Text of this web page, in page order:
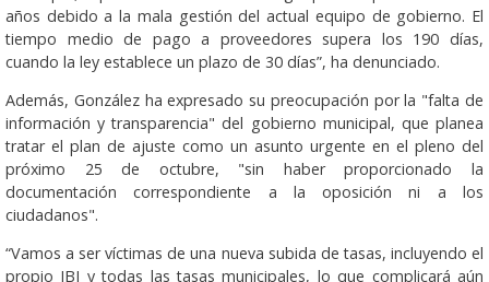
años debido a la mala gestión del actual equipo de gobierno. El
tiempo medio de pago a proveedores supera los 190 días,
cuando la ley establece un plazo de 30 días”, ha denunciado.
Además, González ha expresado su preocupación por la "falta de
información y transparencia" del gobierno municipal, que planea
tratar el plan de ajuste como un asunto urgente en el pleno del
próximo 25 de octubre, "sin haber proporcionado la
documentación correspondiente a la oposición ni a los
ciudadanos".
“Vamos a ser víctimas de una nueva subida de tasas, incluyendo el
propio IBI y todas las tasas municipales, lo que complicará aún